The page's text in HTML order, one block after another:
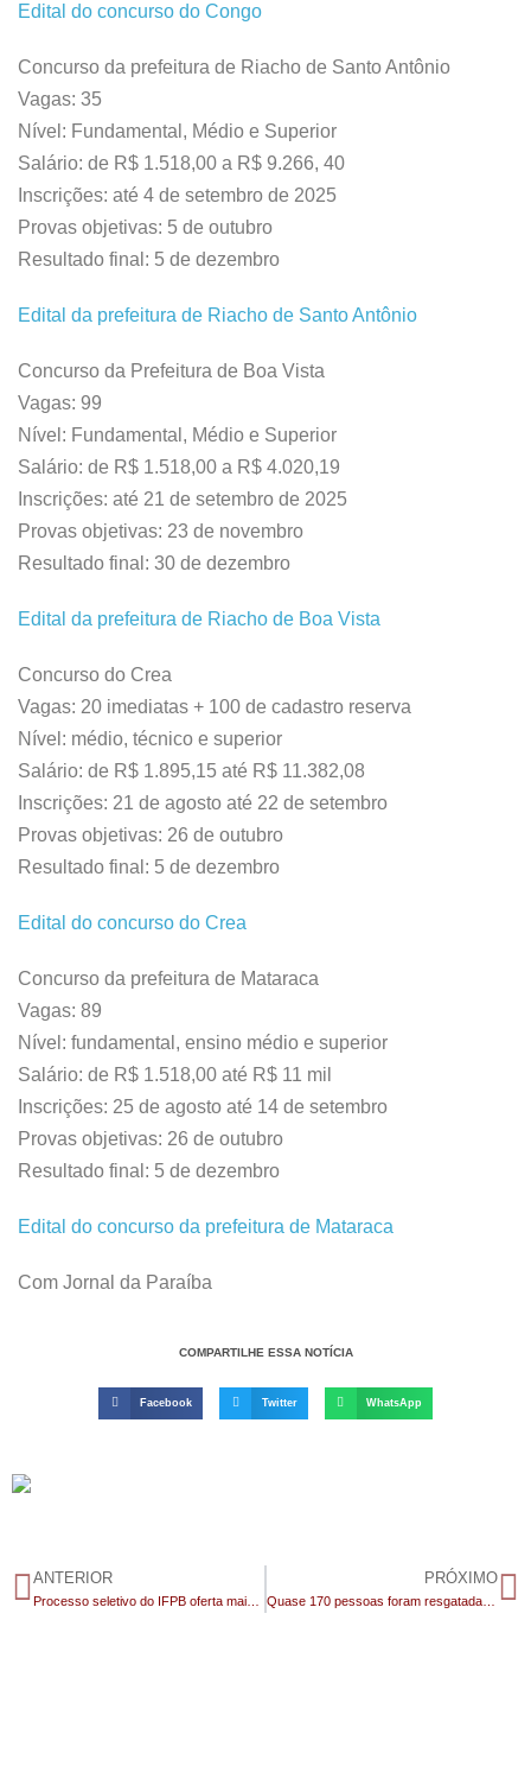
Edital do concurso do Congo
Concurso da prefeitura de Riacho de Santo Antônio
Vagas: 35
Nível: Fundamental, Médio e Superior
Salário: de R$ 1.518,00 a R$ 9.266, 40
Inscrições: até 4 de setembro de 2025
Provas objetivas: 5 de outubro
Resultado final: 5 de dezembro
Edital da prefeitura de Riacho de Santo Antônio
Concurso da Prefeitura de Boa Vista
Vagas: 99
Nível: Fundamental, Médio e Superior
Salário: de R$ 1.518,00 a R$ 4.020,19
Inscrições: até 21 de setembro de 2025
Provas objetivas: 23 de novembro
Resultado final: 30 de dezembro
Edital da prefeitura de Riacho de Boa Vista
Concurso do Crea
Vagas: 20 imediatas + 100 de cadastro reserva
Nível: médio, técnico e superior
Salário: de R$ 1.895,15 até R$ 11.382,08
Inscrições: 21 de agosto até 22 de setembro
Provas objetivas: 26 de outubro
Resultado final: 5 de dezembro
Edital do concurso do Crea
Concurso da prefeitura de Mataraca
Vagas: 89
Nível: fundamental, ensino médio e superior
Salário: de R$ 1.518,00 até R$ 11 mil
Inscrições: 25 de agosto até 14 de setembro
Provas objetivas: 26 de outubro
Resultado final: 5 de dezembro
Edital do concurso da prefeitura de Mataraca
Com Jornal da Paraíba
COMPARTILHE ESSA NOTÍCIA
Facebook Twitter WhatsApp
ANTERIOR PRÓXIMO